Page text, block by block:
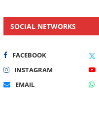
SOCIAL NETWORKS
FACEBOOK
INSTAGRAM
EMAIL